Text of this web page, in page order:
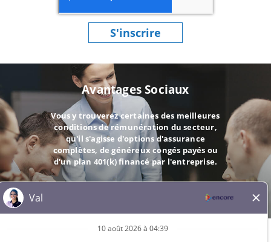
S'inscrire
Avantages Sociaux
Vous y trouverez certaines des meilleures
conditions de rémunération du secteur,
qu'il s'agisse d'options d'assurance
complètes, de généreux congés payés ou
d'un plan 401(k) financé par l'entreprise.